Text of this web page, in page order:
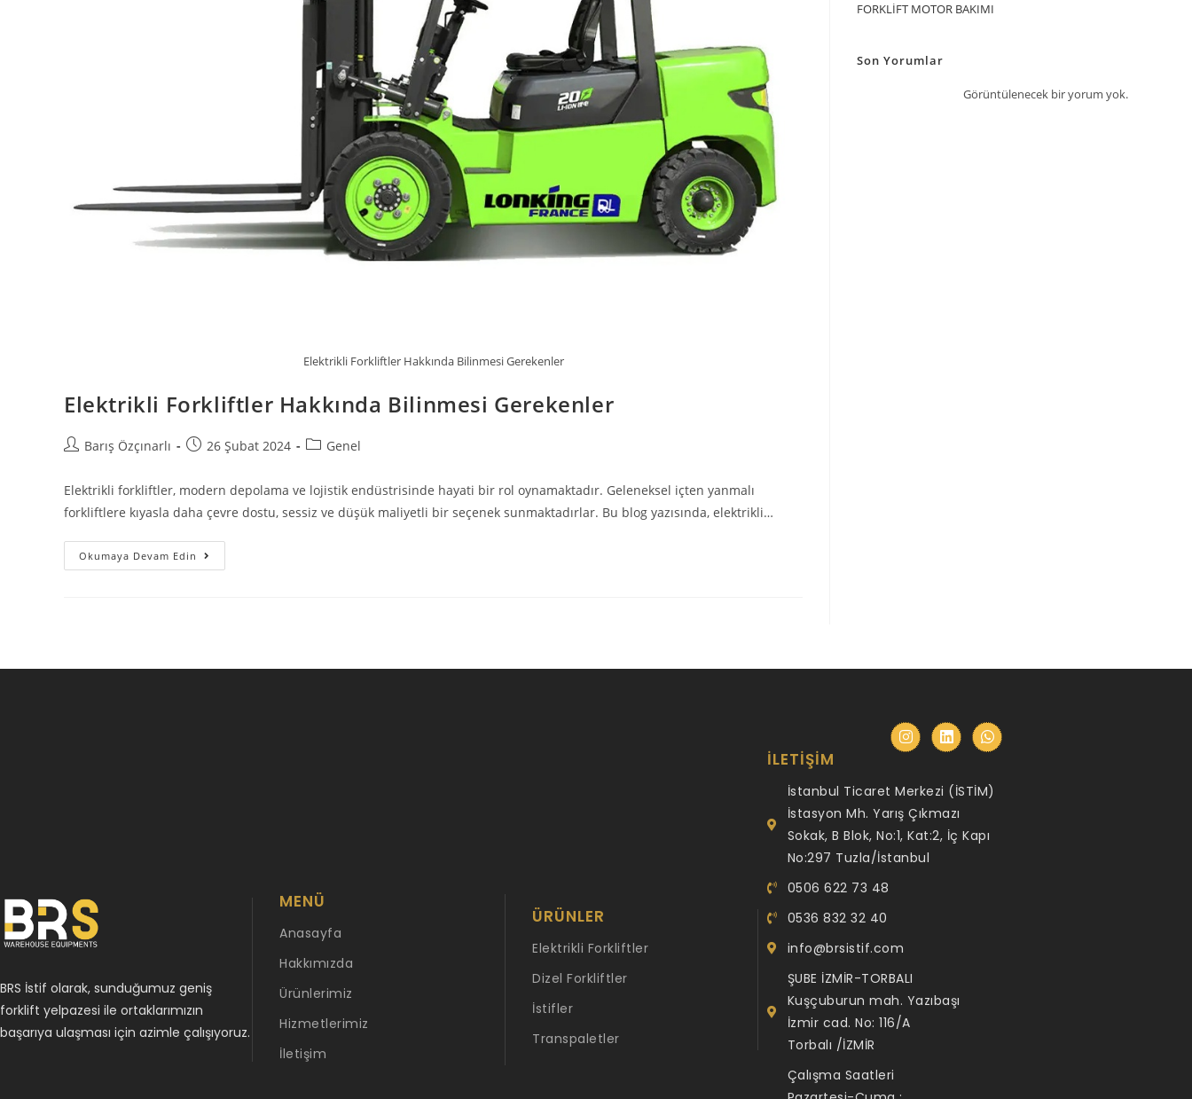
Elektrikli Forkliftler Hakkında Bilinmesi Gerekenler
Elektrikli Forkliftler Hakkında Bilinmesi Gerekenler
Barış Özçınarlı 26 Şubat 2024 Genel
Elektrikli forkliftler, modern depolama ve lojistik endüstrisinde hayati bir rol oynamaktadır. Geleneksel içten yanmalı
forkliftlere kıyasla daha çevre dostu, sessiz ve düşük maliyetli bir seçenek sunmaktadırlar. Bu blog yazısında, elektrikli…
Okumaya Devam Edin
FORKLİFT MOTOR BAKIMI
Son Yorumlar
Görüntülenecek bir yorum yok.
BRS İstif olarak, sunduğumuz geniş
forklift yelpazesi ile ortaklarımızın
başarıya ulaşması için azimle çalışıyoruz.
MENÜ
Anasayfa
Hakkımızda
Ürünlerimiz
Hizmetlerimiz
İletişim
ÜRÜNLER
Elektrikli Forkliftler
Dizel Forkliftler
İstifler
Transpaletler
İLETIŞIM
İstanbul Ticaret Merkezi (İSTİM)
İstasyon Mh. Yarış Çıkmazı
Sokak, B Blok, No:1, Kat:2, İç Kapı
No:297 Tuzla/İstanbul
0506 622 73 48
0536 832 32 40
info@brsistif.com
ŞUBE İZMİR-TORBALI
Kuşçuburun mah. Yazıbaşı
İzmir cad. No: 116/A
Torbalı /İZMİR
Çalışma Saatleri